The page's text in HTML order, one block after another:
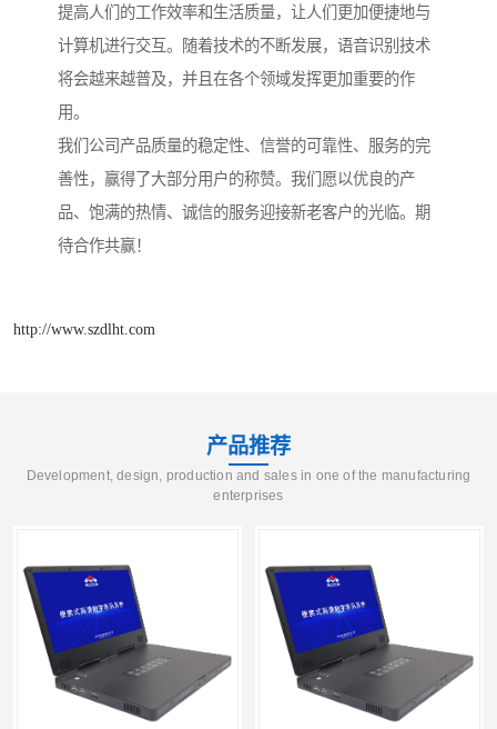
提高人们的工作效率和生活质量，让人们更加便捷地与
计算机进行交互。随着技术的不断发展，语音识别技术
将会越来越普及，并且在各个领域发挥更加重要的作
用。
我们公司产品质量的稳定性、信誉的可靠性、服务的完
善性，赢得了大部分用户的称赞。我们愿以优良的产
品、饱满的热情、诚信的服务迎接新老客户的光临。期
待合作共赢！
http://www.szdlht.com
产品推荐
Development, design, production and sales in one of the manufacturing
enterprises